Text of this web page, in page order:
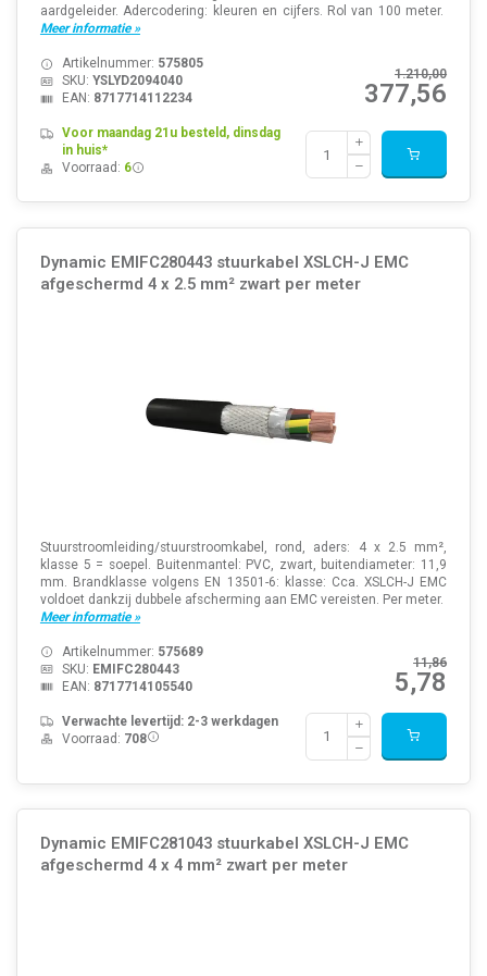
aardgeleider. Adercodering: kleuren en cijfers. Rol van 100 meter.
Meer informatie »
1.210,00
377,56
Artikelnummer: 575805
SKU: YSLYD2094040
EAN: 8717714112234
Voor maandag 21u besteld, dinsdag
in huis*
Voorraad: 6
Dynamic EMIFC280443 stuurkabel XSLCH-J EMC
afgeschermd 4 x 2.5 mm² zwart per meter
Stuurstroomleiding/stuurstroomkabel, rond, aders: 4 x 2.5 mm²,
klasse 5 = soepel. Buitenmantel: PVC, zwart, buitendiameter: 11,9
mm. Brandklasse volgens EN 13501-6: klasse: Cca. XSLCH-J EMC
voldoet dankzij dubbele afscherming aan EMC vereisten. Per meter.
Meer informatie »
11,86
5,78
Artikelnummer: 575689
SKU: EMIFC280443
EAN: 8717714105540
Verwachte levertijd: 2-3 werkdagen
Voorraad: 708
Dynamic EMIFC281043 stuurkabel XSLCH-J EMC
afgeschermd 4 x 4 mm² zwart per meter